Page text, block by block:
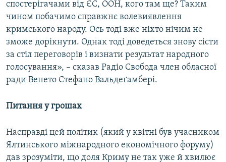
спостерігачами від ЄС, ООН, кого там ще? Таким
чином побачимо справжнє волевиявлення
кримського народу. Ось тоді вже ніхто нічим не
зможе дорікнути. Однак тоді доведеться знову сісти
за стіл переговорів і визнати результат народного
голосування», – сказав Радіо Свобода член обласної
ради Венето Стефано Вальдеґамбері.
Питання у грошах
Насправді цей політик (який у квітні був учасником
Ялтинського міжнародного економічного форуму)
дав зрозуміти, що доля Криму не так уже й хвилює